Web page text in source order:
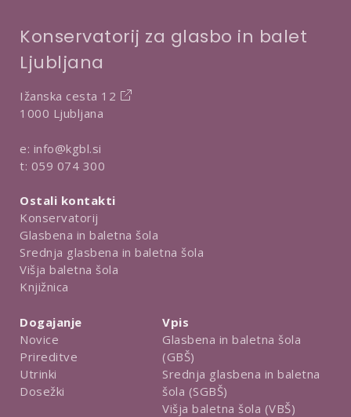
Konservatorij za glasbo in balet
Ljubljana
Ižanska cesta 12
1000 Ljubljana
e: info@kgbl.si
t: 059 074 300
Ostali kontakti
Konservatorij
Glasbena in baletna šola
Srednja glasbena in baletna šola
Višja baletna šola
Knjižnica
Dogajanje
Novice
Prireditve
Utrinki
Dosežki
Vpis
Glasbena in baletna šola
(GBŠ)
Srednja glasbena in baletna
šola (SGBŠ)
Višja baletna šola (VBŠ)